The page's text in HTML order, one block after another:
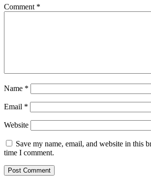
Comment *
Name *
Email *
Website
Save my name, email, and website in this
time I comment.